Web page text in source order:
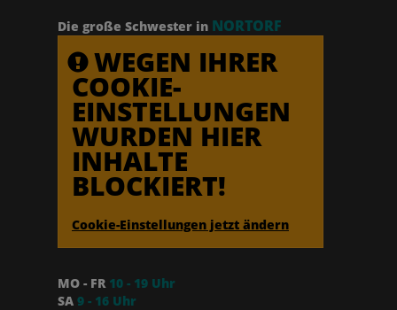
Die große Schwester in NORTORF
WEGEN IHRER
COOKIE-
EINSTELLUNGEN
WURDEN HIER
INHALTE
BLOCKIERT!
Cookie-Einstellungen jetzt ändern
MO - FR 10 - 19 Uhr
SA 9 - 16 Uhr